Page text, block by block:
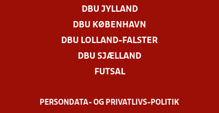
DBU JYLLAND
DBU KØBENHAVN
DBU LOLLAND-FALSTER
DBU SJÆLLAND
FUTSAL
PERSONDATA- OG PRIVATLIVS-POLITIK